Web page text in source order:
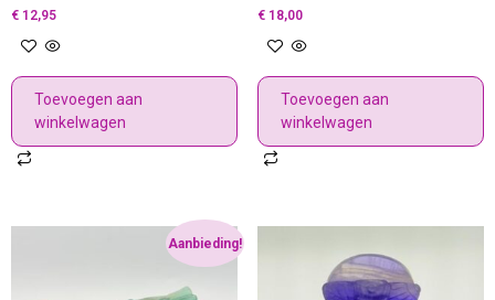
€ 12,95
Toevoegen aan
winkelwagen
€18,00
Toevoegen aan
winkelwagen
Aanbieding!